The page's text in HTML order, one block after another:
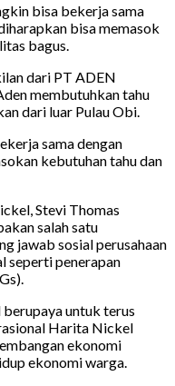
bisa bekerja sama
bisa memasok
bagus.
dari PT ADEN
membutuhkan tahu
dari luar Pulau Obi.
sama dengan
kebutuhan tahu dan
Stevi Thomas
salah satu
jawab sosial perusahaan
seperti penerapan
untuk terus
Harita Nickel
ekonomi
ekonomi warga.